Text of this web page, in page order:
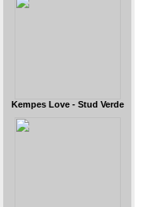
Kempes Love - Stud Verde